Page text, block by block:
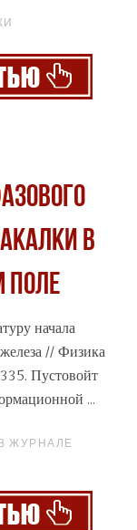
В
ПОЛЕ
начала
// Физика
Пустовойт
...
ЖУРНАЛЕ